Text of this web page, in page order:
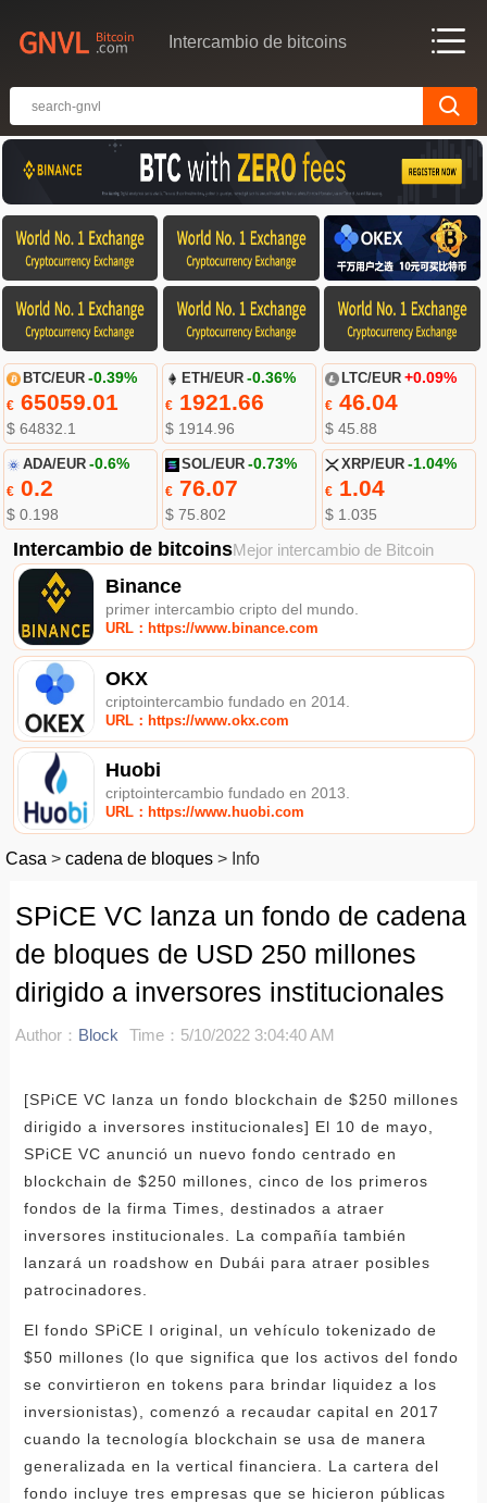
Intercambio de bitcoins
BTC/EUR -0.39%
€65059.01
$ 64832.1
ETH/EUR -0.36%
€ 1921.66
$ 1914.96
LTC/EUR +0.09%
€46.04
$ 45.88
ADA/EUR -0.6%
€0.2
$ 0.198
SOL/EUR -0.73%
€ 76.07
$ 75.802
XRP/EUR -1.04%
€1.04
$ 1.035
Intercambio de bitcoinsMejor intercambio de Bitcoin
Binance
primer intercambio cripto del mundo.
URL：https://www.binance.com
OKX
criptointercambio fundado en 2014.
URL：https://www.okx.com
Huobi
criptointercambio fundado en 2013.
URL：https://www.huobi.com
Casa > cadena de bloques > Info
SPiCE VC lanza un fondo de cadena
de bloques de USD 250 millones
dirigido a inversores institucionales
Author： Block Time：5/10/2022 3:04:40 AM
[SPiCE VC lanza un fondo blockchain de $250 millones
dirigido a inversores institucionales] El 10 de mayo,
SPiCE VC anunció un nuevo fondo centrado en
blockchain de $250 millones, cinco de los primeros
fondos de la firma Times, destinados a atraer
inversores institucionales. La compañía también
lanzará un roadshow en Dubái para atraer posibles
patrocinadores.
El fondo SPiCE I original, un vehículo tokenizado de
$50 millones (lo que significa que los activos del fondo
se convirtieron en tokens para brindar liquidez a los
inversionistas), comenzó a recaudar capital en 2017
cuando la tecnología blockchain se usa de manera
generalizada en la vertical financiera. La cartera del
fondo incluye tres empresas que se hicieron públicas